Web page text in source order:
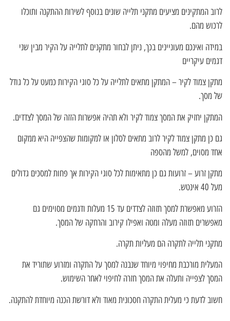
לרוב המתקינים מציעים מתקני תלייה שונים בנוסף לשירות ההתקנה ותוכלו
לרכוש מהם.
במידה ואינכם מעוניינים בכך, ניתן לבחור מתקנים לתלייה על הקיר מבין שני
דגמים עיקריים
מתקן צמוד לקיר – המתקן מתאים לתלייה על כל סוגי הקירות כמעט על כל גודל
של מסך.
המתקן יחזיק את המסך צמוד לקיר ולא תהיה אפשרות הזזה של המסך לצדדים.
גם כן מתקן צמוד לקיר לרוב מתאים לסלון או למקומות שהצפייה היא ממקום
אחד מסוים, למשל מהספה
מתקן זרוע – זרועות גם כן מתאימות לכל סוגי הקירות אך פחות למסכים גדולים
מעל 40 אינטש.
הזרוע מאפשרת למסך תזוזה לצדדים עד 15 מעלות ודגמים מסוימים גם
מאפשרים תזוזה מעלה ומטה ואפילו קירוב והרחקה של המסך.
מתקני תלייה לתקרה הם מעליות תקרה.
המעלית מורכבת מחיפוי מיוחד שנבנה למסך על התקרה ומזרוע שתוריד את
המסך לצפייה ותעלה את המסך חזרה לחיפוי לאחר השימוש.
חשוב לדעת כי מעלית התקרה חסכונית מאוד ולא דורשת הכנה מיוחדת להתקנה.